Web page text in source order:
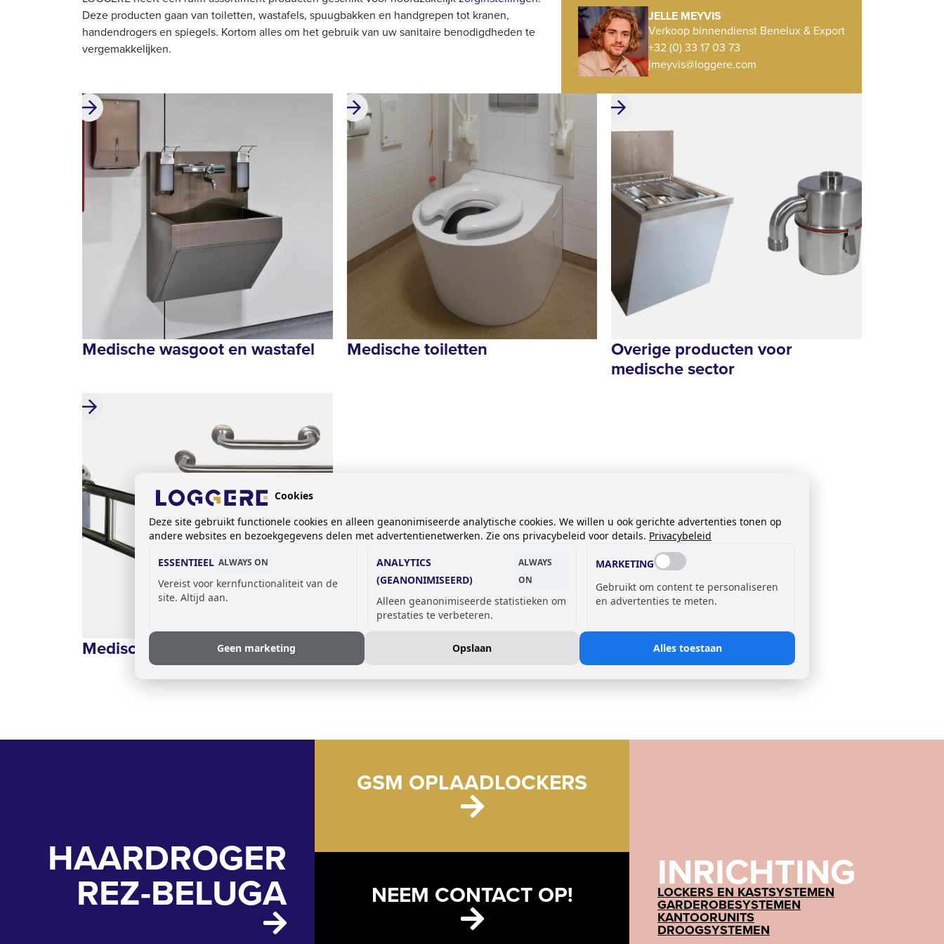
Deze producten gaan van toiletten, wastafels, spuugbakken en handgrepen tot kranen,
handendrogers en spiegels. Kortom alles om het gebruik van uw sanitaire benodigdheden te
vergemakkelĳken.
JELLE MEYVIS
Verkoop binnendienst Benelux & Export
+32 (0) 33 17 03 73
jmeyvis@loggere.com
Medische wasgoot en wastafel Medische toiletten
Overige producten voor
medische sector
Medische accessoires
HAARDROGER
REZ-BELUGA
GSM OPLAADLOCKERS
NEEM CONTACT OP! INRICHTING
LOCKERS EN KASTSYSTEMEN
GARDEROBESYSTEMEN
KANTOORUNITS
DROOGSYSTEMEN
Cookies
Deze site gebruikt functionele cookies en alleen geanonimiseerde analytische cookies. We willen u ook gerichte advertenties tonen op
andere websites en bezoekgegevens delen met advertentienetwerken. Zie ons privacybeleid voor details. Privacybeleid
ESSENTIEEL ALWAYS ON
Vereist voor kernfunctionaliteit van de
site. Altijd aan.
ANALYTICS
(GEANONIMISEERD)
ALWAYS
ON
Alleen geanonimiseerde statistieken om
prestaties te verbeteren.
MARKETING
Gebruikt om content te personaliseren
en advertenties te meten.
Geen marketing Opslaan Alles toestaan